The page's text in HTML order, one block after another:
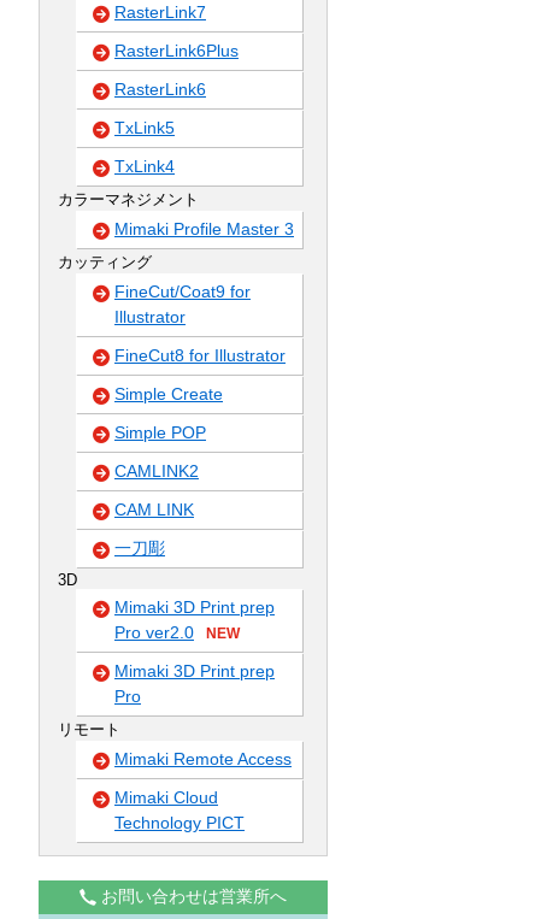
RasterLink7
RasterLink6Plus
RasterLink6
TxLink5
TxLink4
カラーマネジメント
Mimaki Profile Master 3
カッティング
FineCut/Coat9 for
Illustrator
FineCut8 for Illustrator
Simple Create
Simple POP
CAMLINK2
CAM LINK
一刀彫
3D
Mimaki 3D Print prep
Pro ver2.0
NEW
Mimaki 3D Print prep
Pro
リモート
Mimaki Remote Access
Mimaki Cloud
Technology PICT
お問い合わせは営業所へ